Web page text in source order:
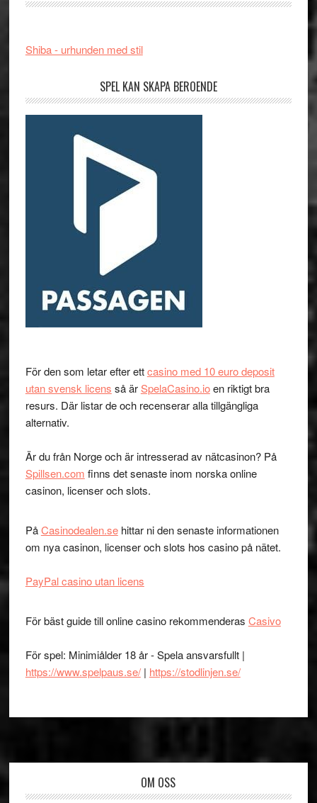
Shiba - urhunden med stil
SPEL KAN SKAPA BEROENDE
För den som letar efter ettcasino med 10 euro deposit
utan svensk licens så ärSpelaCasino.ioen riktigt bra
resurs. Där listar de och recenserar alla tillgängliga
alternativ.
Är du från Norge och är intresserad av nätcasinon? På
Spillsen.com finns det senaste inom norska online
casinon, licenser och slots.
PåCasinodealen.sehittar ni den senaste informationen
om nya casinon, licenser och slots hos casino på nätet.
PayPal casino utan licens
För bäst guide till online casino rekommenderas Casivo
För spel: Minimiålder 18 år - Spela ansvarsfullt |
https://www.spelpaus.se/| https://stodlinjen.se/
OM OSS